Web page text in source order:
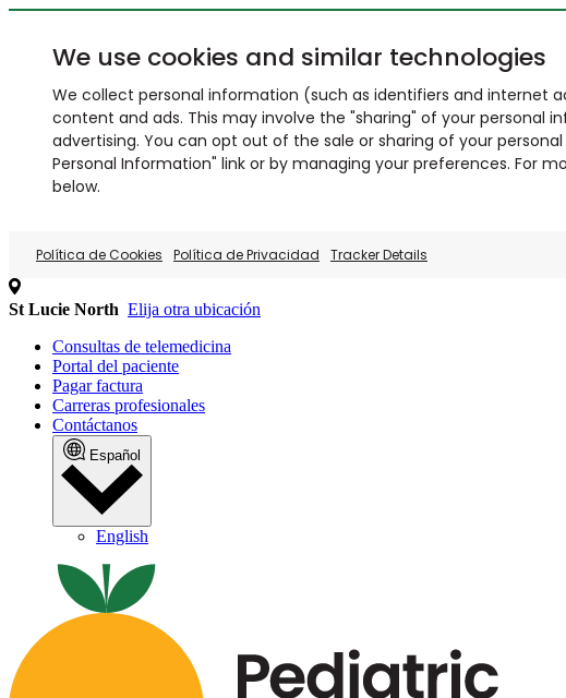
We use cookies and similar technologies
We collect personal information (such as identifiers and internet
content and ads. This may involve the "sharing" of your personal
advertising. You can opt out of the sale or sharing of your
Personal Information" link or by managing your preferences. For
below.
Política de Cookies Política de Privacidad Tracker Details
St Lucie North Elija otra ubicación
Consultas de telemedicina
Portal del paciente
Pagar factura
Carreras profesionales
Contáctanos
Español
English